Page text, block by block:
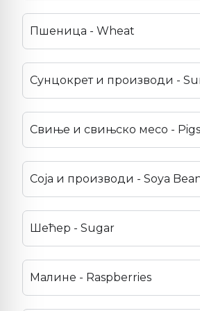
Пшеница - Wheat
Сунцокрет и производи -
Свиње и свињско месо -
Соја и производи - Soya
Шећер - Sugar
Малине - Raspberries